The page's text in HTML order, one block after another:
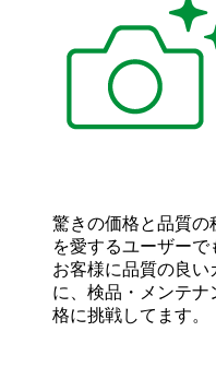
驚きの価格と品質の
を愛するユーザーで
お客様に品質の良
に、検品・メンテ
格に挑戦してます。